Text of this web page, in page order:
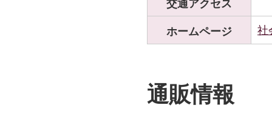
交通アクセス
ホームページ 社
通販情報